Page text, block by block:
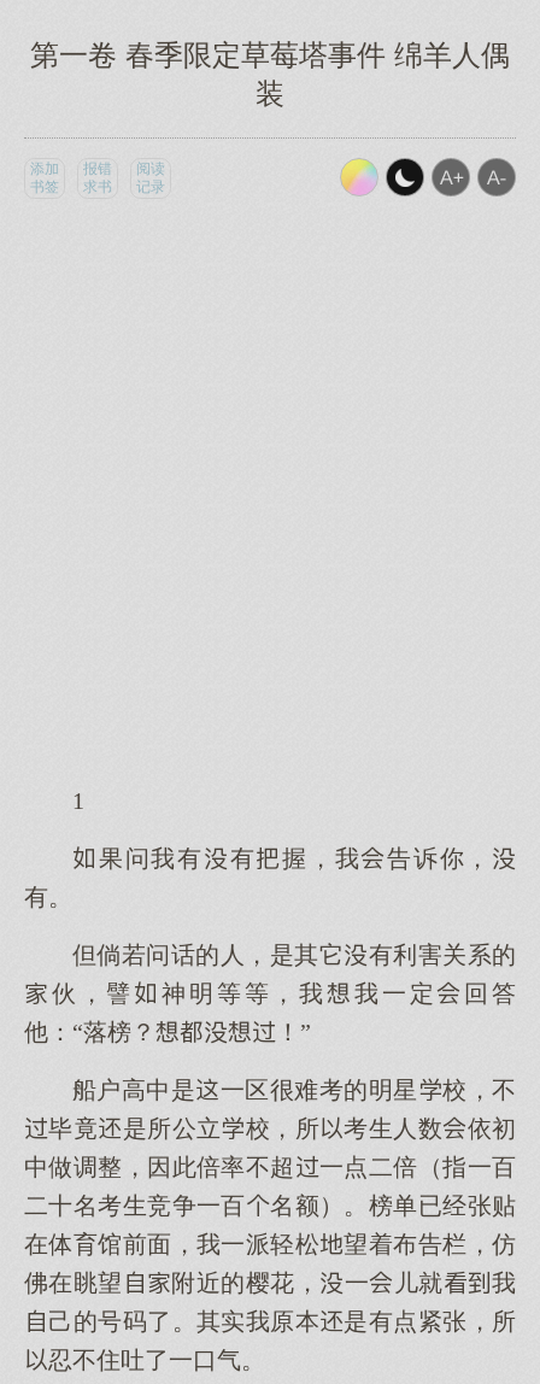
第一卷 春季限定草莓塔事件 绵羊人偶
装
添加
书签
报错
求书
阅读
记录
1
果问我有有握，我告诉你，
有。
但倘若问话的人，是其它有利害关系的
伙，譬神明等等，我我一定回答
他：“落榜？！”
船户高中是一区很难考的明星校，不
毕竟是所公立校，所考生人数依初
中做调整，因此倍率不超一点二倍（指一百
二十名考生竞争一百名额）。榜单已经张贴
在体育馆前面，我一派轻松望着布告栏，仿
佛在眺望附近的樱花，一儿就我
己的号码了。其实我原本是有点紧张，所
忍不住吐了一口气。